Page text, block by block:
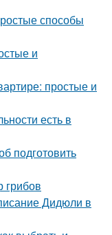
способы
и
простые и
есть в
подготовить
грибов
Дидюли в